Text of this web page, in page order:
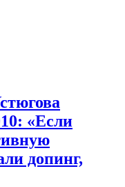
«Если
допинг,